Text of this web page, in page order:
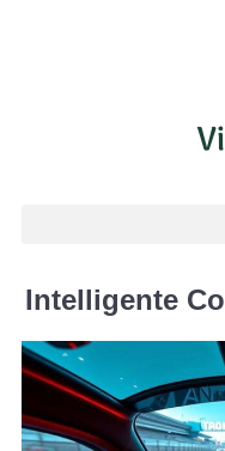
Intelligente